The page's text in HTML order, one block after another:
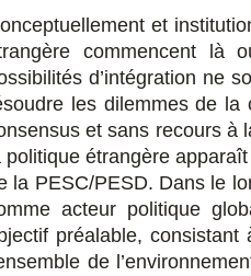
et
commencent là
d’intégration ne
les dilemmes de
et sans recours à
politique étrangère
la PESC/PESD. Dans le
acteur politique
préalable,
de